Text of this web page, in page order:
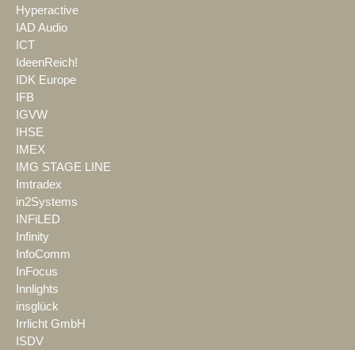
Hyperactive
IAD Audio
ICT
IdeenReich!
IDK Europe
IFB
IGVW
IHSE
IMEX
IMG STAGE LINE
Imtradex
in2Systems
INFiLED
Infinity
InfoComm
InFocus
Innlights
insglück
Irrlicht GmbH
ISDV